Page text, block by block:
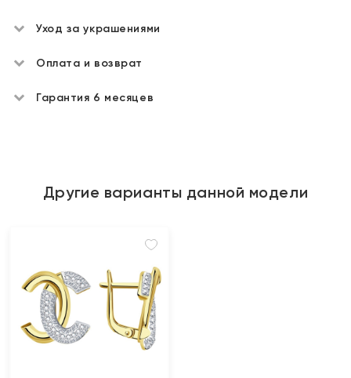
Уход за украшениями
Оплата и возврат
Гарантия 6 месяцев
Другие варианты данной модели